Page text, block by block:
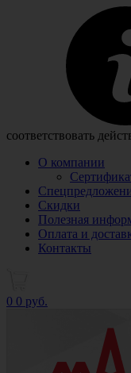
соответствовать
О компании
Скидки
Полезная
Оплата и
Контакты
0 0 руб.